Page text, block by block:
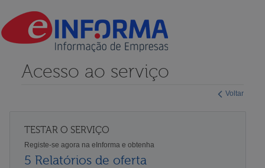
Voltar
Acesso ao serviço
TESTAR O SERVIÇO
Registe-se agora na eInforma e obtenha
5 Relatórios de oferta